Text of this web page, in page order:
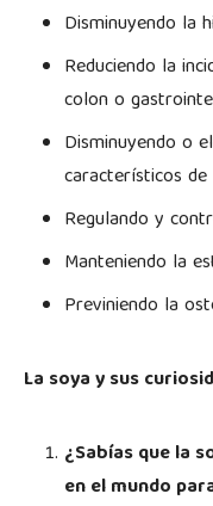
Disminuyendo la
Reduciendo la
colon o
Disminuyendo o
característicos de
Regulando y
Manteniendo la
Previniendo la
La soya y sus
¿Sabías que la
en el mundo